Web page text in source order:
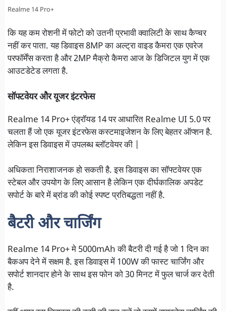
Realme 14 Pro+
कि यह कम रोशनी में फोटो को उतनी प्रभावी क्वालिटी के साथ कैप्चर
नहीं कर पाता. यह डिवाइस 8MP का अल्ट्रा वाइड कैमरा एक एवरेज
परफॉर्मेंस करता है और 2MP मैक्रो कैमरा आज के डिजिटल युग में एक
आउटडेटेड लगता है.
सॉफ्टवेयर और यूजर इंटरफेस
Realme 14 Pro+ एंड्रॉयड 14 पर आधारित Realme UI 5.0 पर
चलता हैं जो एक यूजर इंटरफेस कस्टमाइजेशन के लिए बेहतर ऑप्शन है.
लेकिन इस डिवाइस में उपलब्ध ब्लॉटवेयर की |
अधिकता निराशाजनक हो सकती है. इस डिवाइस का सॉफ्टवेयर एक
स्टेबल और उपयोग के लिए आसान है लेकिन एक दीर्घकालिक अपडेट
सपोर्ट के बारे में ब्रांड की कोई स्पष्ट प्रतिबद्धता नहीं है.
बैटरी और चार्जिंग
Realme 14 Pro+ मे 5000mAh की बैटरी दी गई है जो 1 दिन का
बैकअप देने में सक्षम है. इस डिवाइस में 100W की फास्ट चार्जिंग और
सपोर्ट शानदार होने के साथ इस फोन को 30 मिनट में फुल चार्ज कर देती
है.